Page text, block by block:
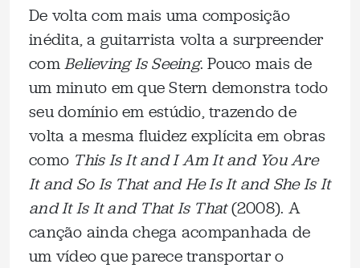
De volta com mais uma composição
inédita, a guitarrista volta a surpreender
comBelieving Is Seeing. Pouco mais de
um minuto em que Stern demonstra todo
seu domínio em estúdio, trazendo de
volta a mesma fluidez explícita em obras
como This Is It and I Am It and You Are
It and So Is That and He Is It and She Is It
and It Is It and That Is That(2008). A
canção ainda chega acompanhada de
um vídeo que parece transportar o